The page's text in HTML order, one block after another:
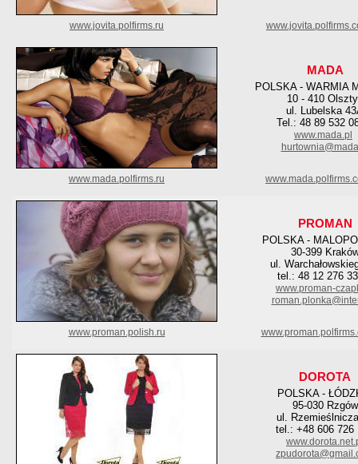
www.jovita.polfirms.ru
MADA
POLSKA - WARMIA
10 - 410
ul. Lubelska
Tel.: 48 89 532
www.mada.pl
www.mada.polfirms.ru
PROMAN
POLSKA -
30-399
ul.
tel.: 48 12 276
www.proman-
www.proman.polish.ru
DOROTA
POLSKA -
95-030 Rzgów
ul.
tel.: +48 606 726